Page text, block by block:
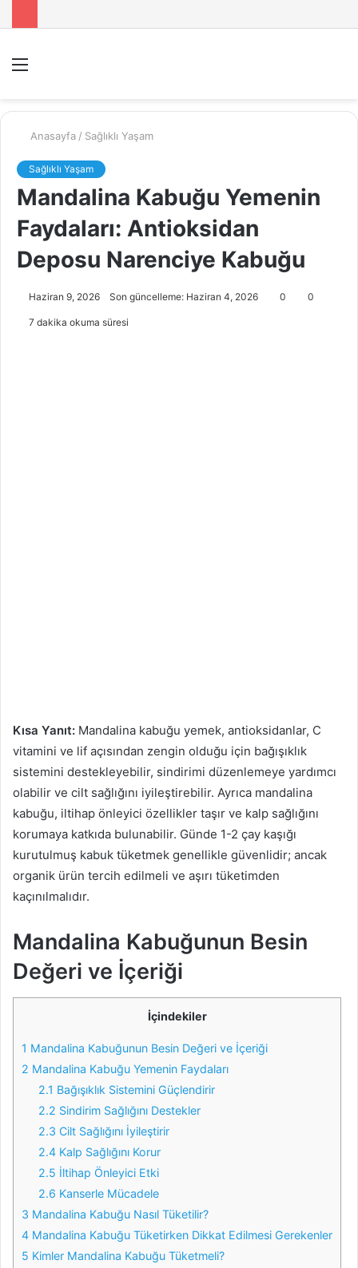
...
Anasayfa / Sağlıklı Yaşam
Sağlıklı Yaşam
Mandalina Kabuğu Yemenin
Faydaları: Antioksidan
Deposu Narenciye Kabuğu
Haziran 9, 2026 Son güncelleme: Haziran 4, 2026 0 0
7 dakika okuma süresi
Kısa Yanıt: Mandalina kabuğu yemek, antioksidanlar, C
vitamini ve lif açısından zengin olduğu için bağışıklık
sistemini destekleyebilir, sindirimi düzenlemeye yardımcı
olabilir ve cilt sağlığını iyileştirebilir. Ayrıca mandalina
kabuğu, iltihap önleyici özellikler taşır ve kalp sağlığını
korumaya katkıda bulunabilir. Günde 1-2 çay kaşığı
kurutulmuş kabuk tüketmek genellikle güvenlidir; ancak
organik ürün tercih edilmeli ve aşırı tüketimden
kaçınılmalıdır.
Mandalina Kabuğunun Besin
Değeri ve İçeriği
İçindekiler
1 Mandalina Kabuğunun Besin Değeri ve İçeriği
2 Mandalina Kabuğu Yemenin Faydaları
2.1 Bağışıklık Sistemini Güçlendirir
2.2 Sindirim Sağlığını Destekler
2.3 Cilt Sağlığını İyileştirir
2.4 Kalp Sağlığını Korur
2.5 İltihap Önleyici Etki
2.6 Kanserle Mücadele
3 Mandalina Kabuğu Nasıl Tüketilir?
4 Mandalina Kabuğu Tüketirken Dikkat Edilmesi Gerekenler
5 Kimler Mandalina Kabuğu Tüketmeli?